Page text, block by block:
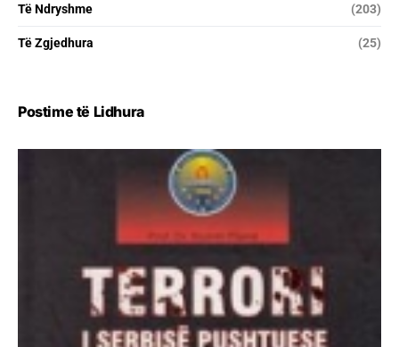
Të Ndryshme (203)
Të Zgjedhura (25)
Postime të Lidhura